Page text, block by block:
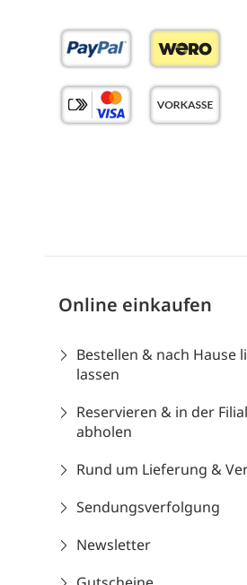
Online einkaufen
Bestellen & nach Hause
lassen
Reservieren & in der
abholen
Rund um Lieferung &
Sendungsverfolgung
Newsletter